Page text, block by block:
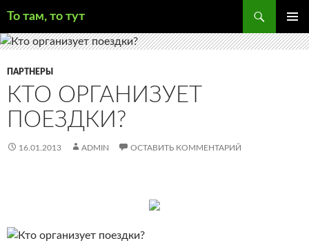
То там, то тут
МЕНЮ
К
ПАРТНЕРЫ
КТО ОРГАНИЗУЕТ
ПОЕЗДКИ?
16.01.2013 ADMIN ОСТАВИТЬ КОММЕНТАРИЙ